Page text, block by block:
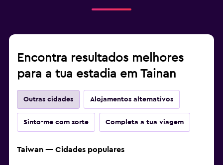
Encontra resultados melhores
para a tua estadia em Tainan
Outras cidades Alojamentos alternativos
Sinto-me com sorte Completa a tua viagem
Taiwan — Cidades populares